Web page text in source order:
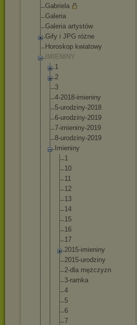
Gabriela
Galeria
Galeria artystów
Gify i JPG różne
Horoskop kwiatowy
IMIENINY
1
2
3
4-2018-imieniny
5-urodziny-2018
6-urodziny-2019
7-imieniny-2019
8-urodziny-2019
Imieniny
1
10
11
12
13
14
15
16
17
2015-imieniny
2015-urodziny
2-dla mężczyzn
3-ramka
4
5
6
7